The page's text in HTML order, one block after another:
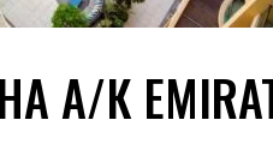
А/К